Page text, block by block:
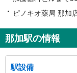
ピノキオ薬局 那加
那加駅の情報
駅設備